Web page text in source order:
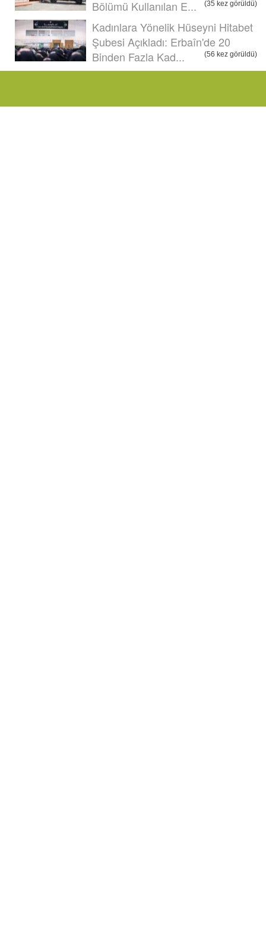
Bölümü Kullanılan E... (35 kez görüldü)
Kadınlara Yönelik Hüseyni Hitabet
Şubesi Açıkladı: Erbaîn'de 20
Binden Fazla Kad...
(56 kez görüldü)